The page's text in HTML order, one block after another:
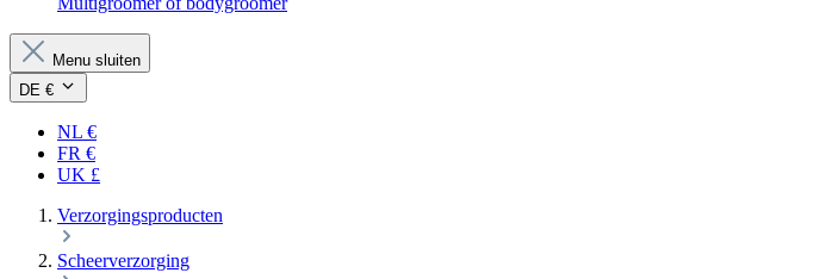
Menu sluiten
DE €
NL €
FR €
UK £
Verzorgingsproducten
Scheerverzorging